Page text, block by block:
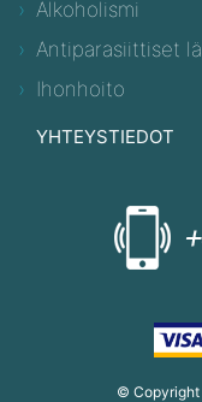
Alkoholismi
Antiparasiittiset
Ihonhoito
YHTEYSTIEDOT
© Copyright